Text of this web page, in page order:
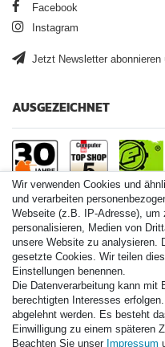
Facebook
Instagram
Jetzt Newsletter abonnieren
AUSGEZEICHNET
Paintball.de World
Paintball Shop International
Spares Shop North America
* Alle Preise inkl. ges. MwSt.
Zahlungsarten
Wir verwenden Cookies und
und verarbeiten
Webseite (z.B. IP-Adresse), um
personalisieren, Medien von
unsere Website zu analysieren.
gesetzte Cookies. Wir teilen
Einstellungen benennen.
Die Datenverarbeitung kann mit
berechtigten Interesses
abgelehnt werden. Es besteht
Einwilligung zu einem späteren
Beachten Sie unser Impressum